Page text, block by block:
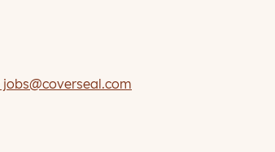
jobs@coverseal.com